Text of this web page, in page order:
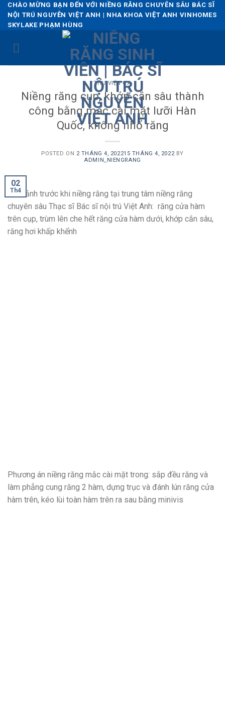
Skip
content
CHÀO MỪNG BẠN ĐẾN VỚI NIỀNG RĂNG CHUYÊN SÂU BÁC SĨ
NỘI TRÚ NGUYỄN VIỆT ANH | NHA KHOA VIỆT ANH VINHOMES
SKYLAKE PHẠM HÙNG
THƯ VIỆN CA
Niềng răng cụp, khớp cắn sâu thành
công bằng mắc cài mặt lưỡi Hàn
Quốc, không nhổ răng
POSTED ON 2 THÁNG 4, 202215 THÁNG 4, 2022 BY
ADMIN_NIENGRANG
02
Th4
Hình ảnh trước khi niềng răng tại trung tâm niềng răng
chuyên sâu Thạc sĩ Bác sĩ nội trú Việt Anh: răng cửa hàm
trên cụp, trùm lên che hết răng cửa hàm dưới, khớp cắn sâu,
răng hơi khấp khểnh
Phương án niềng răng mắc cài mặt trong: sắp đều răng và
làm phẳng cung răng 2 hàm, dựng trục và đánh lún răng cửa
hàm trên, kéo lùi toàn hàm trên ra sau bằng minivis